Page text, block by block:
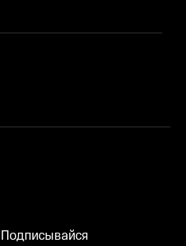
Подписывайся